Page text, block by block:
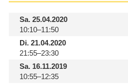
Sa.25.04.2020
10:10–11:50
Di.21.04.2020
21:55–23:30
Sa.16.11.2019
10:55–12:35